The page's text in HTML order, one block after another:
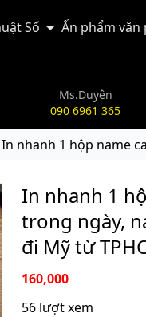
Số Ấn phẩm
Ms.Duyên
090 6961 365
In nhanh 1 hộp name
In nhanh 1
trong ngày,
đi Mỹ từ
160,000
56 lượt xem